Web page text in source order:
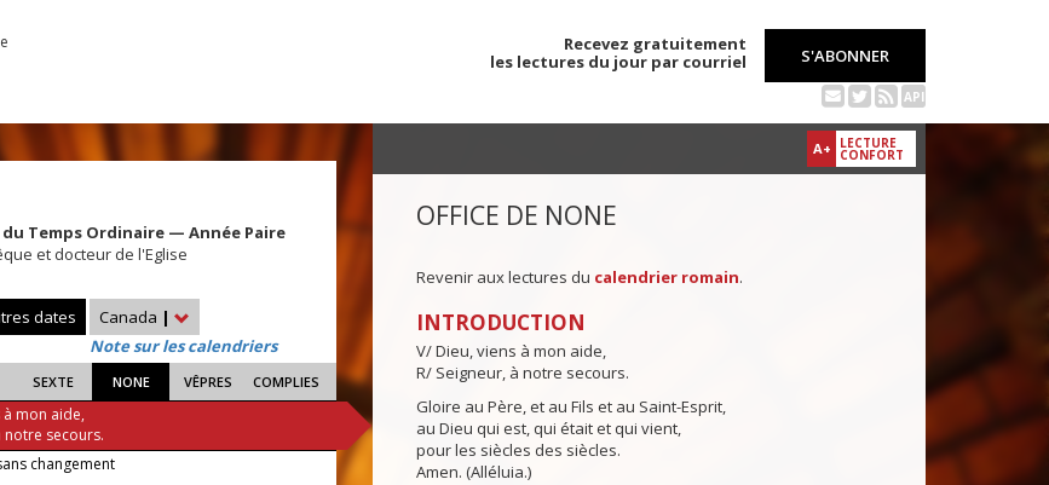
Recevez gratuitement
les lectures du jour par courriel
S'ABONNER
API
du Temps Ordinaire — Année Paire
et docteur de l'Eglise
dates Canada |
Note sur les calendriers
SEXTE NONE VÊPRES COMPLIES
à mon aide,
notre secours.
changement
A+ LECTURE
CONFORT
OFFICE DE NONE
Revenir aux lectures du calendrier romain.
INTRODUCTION
V/ Dieu, viens à mon aide,
R/ Seigneur, à notre secours.
Gloire au Père, et au Fils et au Saint-Esprit,
au Dieu qui est, qui était et qui vient,
pour les siècles des siècles.
Amen. (Alléluia.)